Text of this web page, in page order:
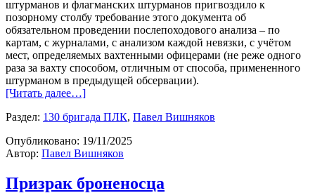
штурманов и флагманских штурманов пригвоздило к
позорному столбу требование этого документа об
обязательном проведении послепоходового анализа – по
картам, с журналами, с анализом каждой невязки, с учётом
мест, определяемых вахтенными офицерами (не реже одного
раза за вахту способом, отличным от способа, примененного
штурманом в предыдущей обсервации).
[Читать далее…]
Раздел: 130 бригада ПЛК, Павел Вишняков
Опубликовано: 19/11/2025
Автор: Павел Вишняков
Призрак броненосца